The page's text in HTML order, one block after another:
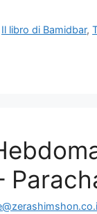
Il libro di Bamidbar,